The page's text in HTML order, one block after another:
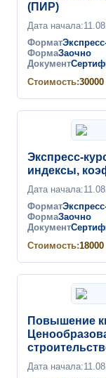
(ПИР)
Дата начала:
Формат
ФормаЗаочно
Документ
Стоимость:30000
Экспресс-
индексы,
Дата начала:
Формат
ФормаЗаочно
Документ
Стоимость:18000
Повышение
Дата начала: